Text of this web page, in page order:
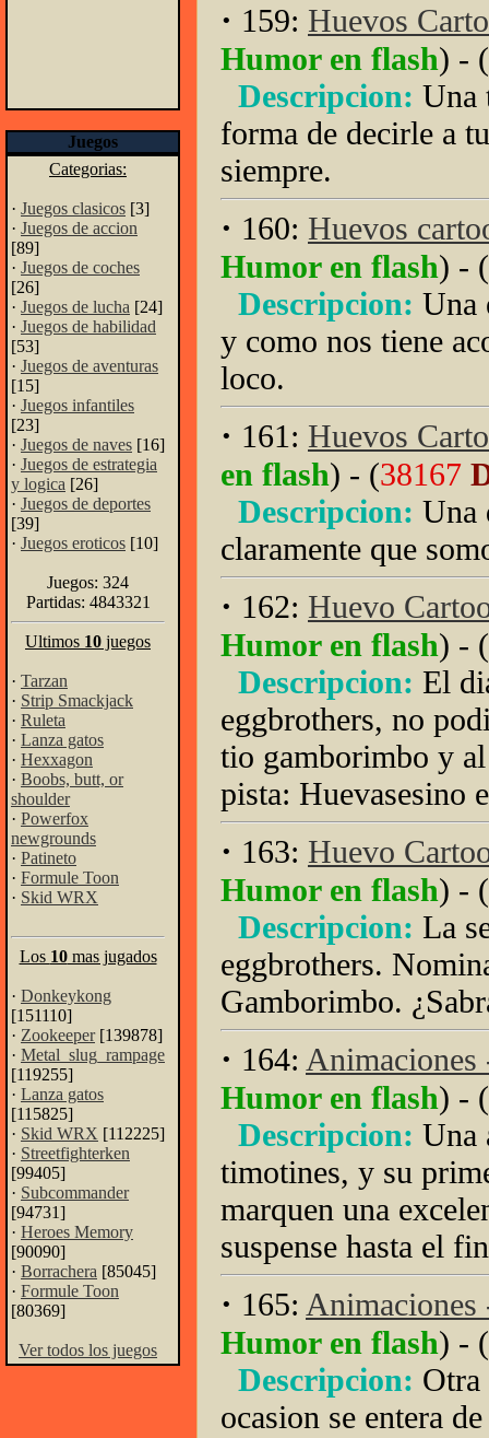
Juegos
Categorias:
· Juegos clasicos [3]
· Juegos de accion
[89]
· Juegos de coches
[26]
· Juegos de lucha [24]
· Juegos de habilidad
[53]
· Juegos de aventuras
[15]
· Juegos infantiles
[23]
· Juegos de naves [16]
· Juegos de estrategia
y logica [26]
· Juegos de deportes
[39]
· Juegos eroticos [10]
Juegos: 324
Partidas: 4843321
Ultimos 10 juegos
· Tarzan
· Strip Smackjack
· Ruleta
· Lanza gatos
· Hexxagon
· Boobs, butt, or
shoulder
· Powerfox
newgrounds
· Patineto
· Formule Toon
· Skid WRX
Los 10mas jugados
· Donkeykong
[151110]
· Zookeeper[139878]
· Metal_slug_rampage
[119255]
· Lanza gatos
[115825]
· Skid WRX [112225]
· Streetfighterken
[99405]
· Subcommander
[94731]
· Heroes Memory
[90090]
· Borrachera [85045]
· Formule Toon
[80369]
Ver todos los juegos
· 159: Huevos
Humor en flash) - (
Descripcion: Una
forma de decirle a
siempre.
· 160: Huevos
Humor en flash) - (
Descripcion: Una
y como nos tiene
loco.
· 161: Huevos
en flash) - (38167
Descripcion: Una
claramente que
· 162: Huevo
Humor en flash) - (
Descripcion: El
eggbrothers, no
tio gamborimbo y al
pista: Huevasesino
· 163: Huevo
Humor en flash) - (
Descripcion: La
eggbrothers.
Gamborimbo.
· 164: Animaciones
Humor en flash) - (
Descripcion: Una
timotines, y su
marquen una
suspense hasta el
· 165: Animaciones
Humor en flash) - (
Descripcion: Otra
ocasion se entera